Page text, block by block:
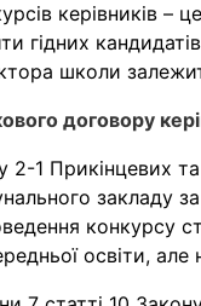
керівників –
гідних
школи
договору
2-1 Прикінцевих
закладу
конкурсу
освіти,